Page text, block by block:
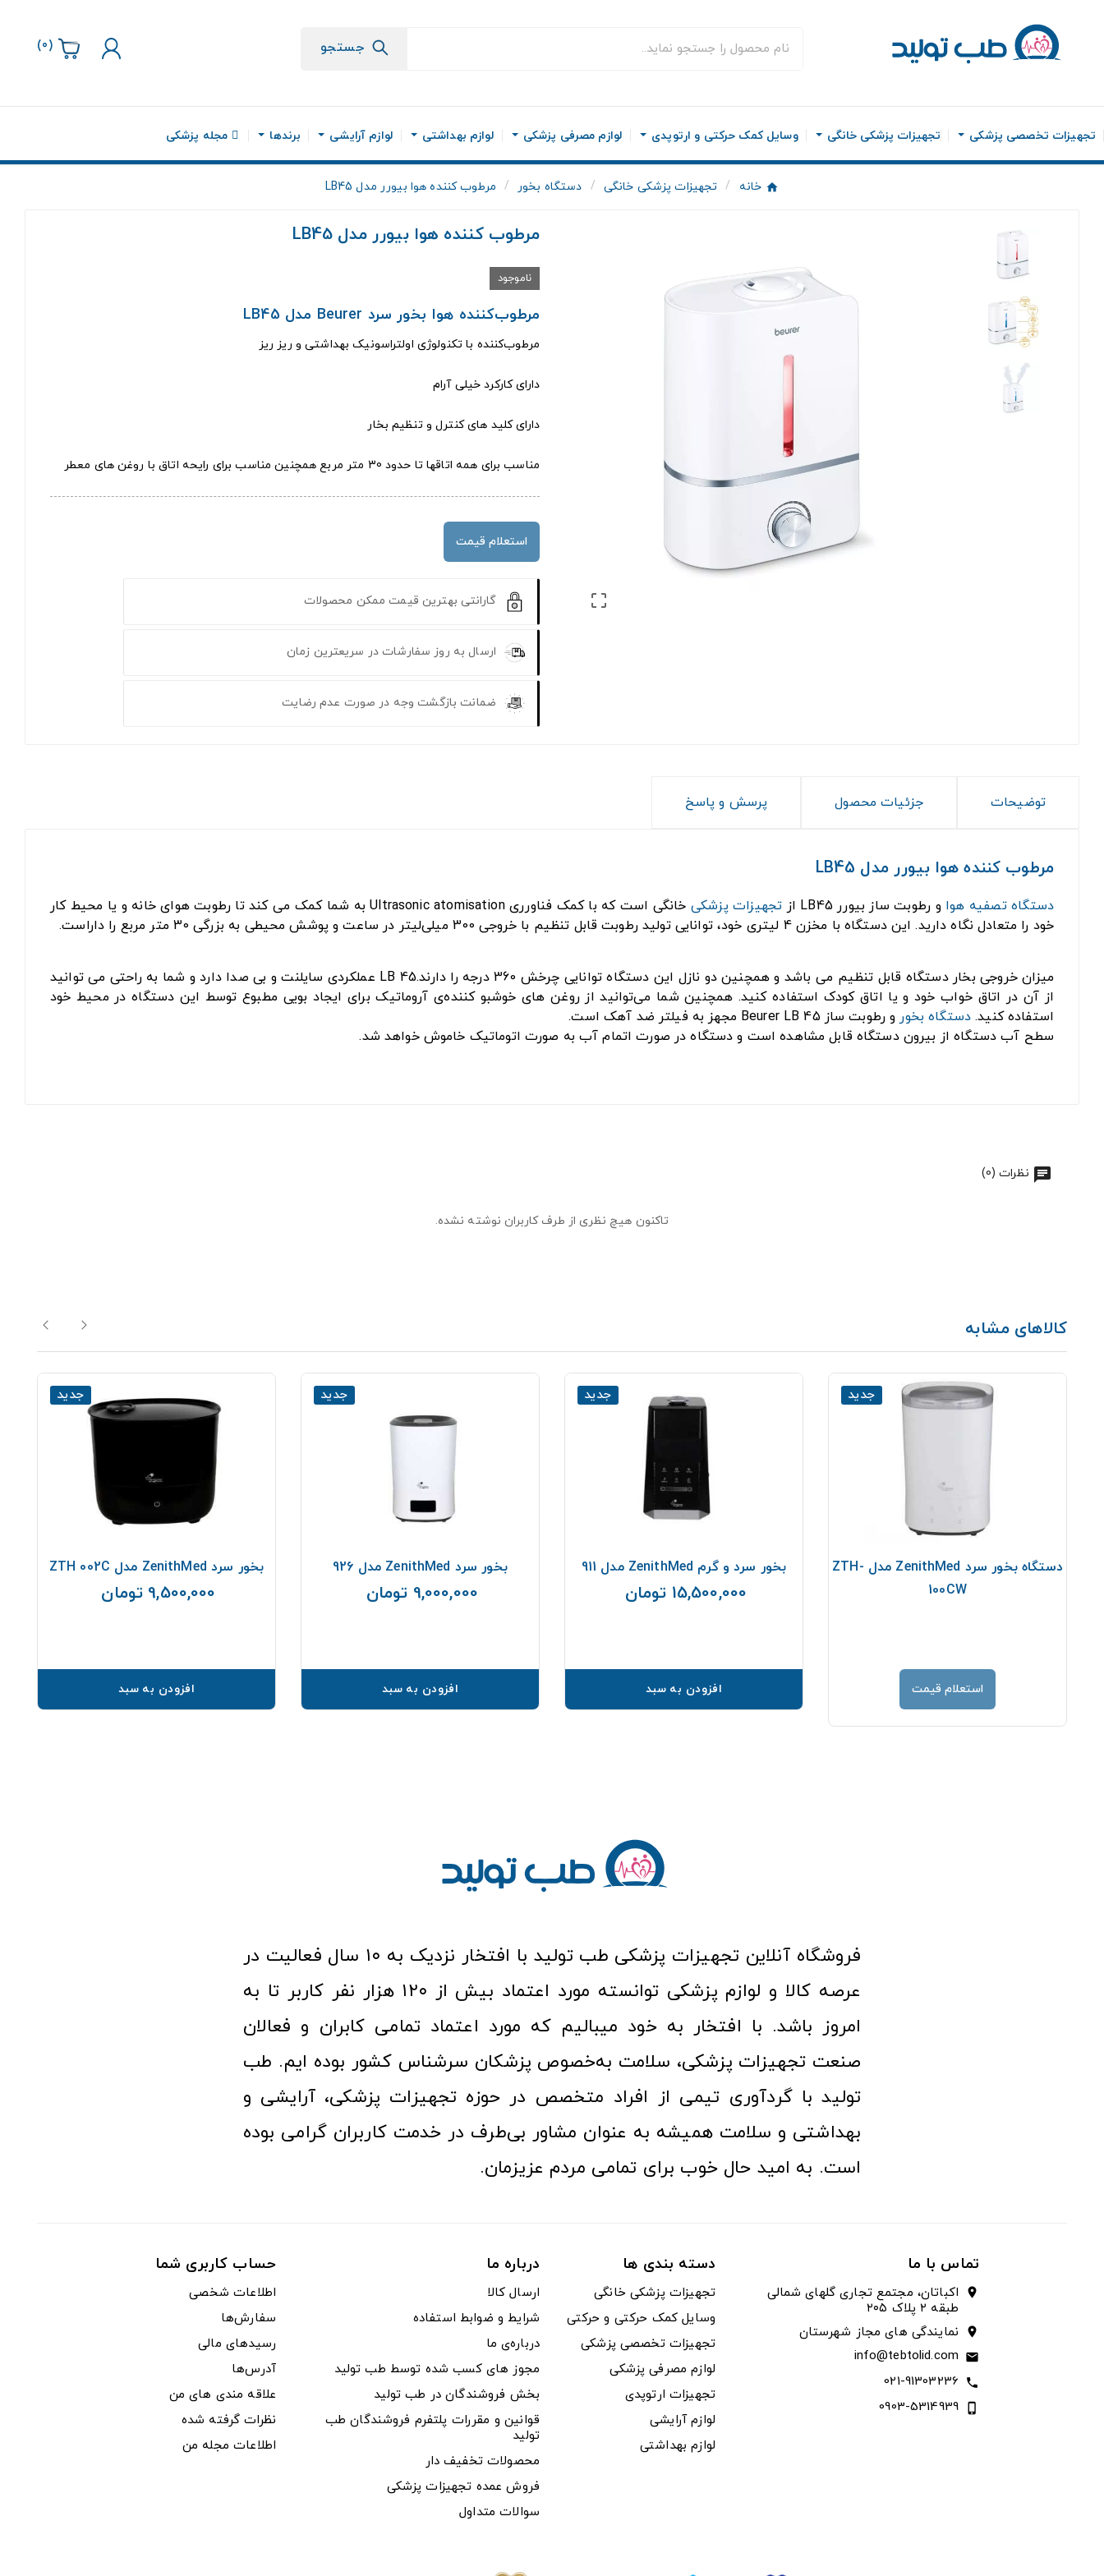
جستجو (
0
)
تجهیزات تخصصی پزشکی تجهیزات پزشکی خانگی وسایل کمک حرکتی و ارتوپدی لوازم مصرفی پزشکی لوازم بهداشتی لوازم آرایشی برندها مجله پزشکی
خانه تجهیزات پزشکی خانگی دستگاه بخور مرطوب کننده هوا بیورر مدل LB45

مرطوب کننده هوا بیورر مدل LB45
ناموجود
مرطوب‌کننده هوا بخور سرد Beurer مدل LB45
مرطوب‌کننده با تکنولوژی اولتراسونیک بهداشتی و ریز ریز
دارای کارکرد خیلی آرام
دارای کلید های کنترل و تنظیم بخار
مناسب برای همه اتاقها تا حدود 30 متر مربع همچنین مناسب برای رایحه اتاق با روغن های معطر
استعلام قیمت
گارانتی بهترین قیمت ممکن محصولات
ارسال به روز سفارشات در سریعترین زمان
ضمانت بازگشت وجه در صورت عدم رضایت
توضیحات جزئیات محصول پرسش و پاسخ
مرطوب کننده هوا بیورر مدل LB45
دستگاه تصفیه هوا و رطوبت ساز بیورر LB45 از تجهیزات پزشکی
خانگی است که با کمک فناورری Ultrasonic atomisation به شما کمک می کند تا رطوبت هوای خانه و یا محیط کار
خود را متعادل نگاه دارید. این دستگاه با مخزن 4 لیتری خود، توانایی تولید رطوبت قابل تنظیم با خروجی 300 میلی‌لیتر در ساعت و پوشش محیطی به بزرگی 30 متر مربع را داراست.
میزان خروجی بخار دستگاه قابل تنظیم می باشد و همچنین دو نازل این دستگاه توانایی چرخش 360 درجه را دارند.LB 45 عملکردی سایلنت و بی صدا دارد و شما به راحتی می توانید
از آن در اتاق خواب خود و یا اتاق کودک استفاده کنید. همچنین شما می‌توانید از روغن های خوشبو کننده‌ی آروماتیک برای ایجاد بویی مطبوع توسط این دستگاه در محیط خود
استفاده کنید. دستگاه بخور و رطوبت ساز Beurer LB 45 مجهز به فیلتر ضد آهک است.
سطح آب دستگاه از بیرون دستگاه قابل مشاهده است و دستگاه در صورت اتمام آب به صورت اتوماتیک خاموش خواهد شد.
نظرات (0)
تاکنون هیچ نظری از طرف کاربران نوشته نشده.
کالاهای مشابه
جدید
دستگاه بخور سرد ZenithMed مدل ZTH-
100CW
استعلام قیمت
جدید
بخور سرد و گرم ZenithMed مدل 911
15,500,000 تومان
افزودن به سبد
جدید
بخور سرد ZenithMed مدل 926
9,000,000 تومان
افزودن به سبد
جدید
بخور سرد ZenithMed مدل ZTH 002C
9,500,000 تومان
افزودن به سبد
فروشگاه آنلاین تجهیزات پزشکی طب تولید با افتخار نزدیک به ۱۰ سال فعالیت در
عرصه کالا و لوازم پزشکی توانسته مورد اعتماد بیش از ۱۲۰ هزار نفر کاربر تا به
امروز باشد. با افتخار به خود میبالیم که مورد اعتماد تمامی کابران و فعالان
صنعت تجهیزات پزشکی، سلامت به‌خصوص پزشکان سرشناس کشور بوده ایم. طب
تولید با گردآوری تیمی از افراد متخصص در حوزه تجهیزات پزشکی، آرایشی و
بهداشتی و سلامت همیشه به عنوان مشاور بی‌طرف در خدمت کاربران گرامی بوده
است. به امید حال خوب برای تمامی مردم عزیزمان.
تماس با ما
location_on
اکباتان، مجتمع تجاری گلهای شمالی
طبقه ۲ پلاک ۲۰۵
location_on نمایندگی های مجاز شهرستان
email
info@tebtolid.com
call
021-91303236
phone_iphone
0903-5314939
دسته بندی ها
تجهیزات پزشکی خانگی
وسایل کمک حرکتی و حرکتی
تجهیزات تخصصی پزشکی
لوازم مصرفی پزشکی
تجهیزات ارتوپدی
لوازم آرایشی
لوازم بهداشتی
درباره ما
ارسال کالا
شرایط و ضوابط استفاده
درباره‌ی ما
مجوز های کسب شده توسط طب تولید
بخش فروشندگان در طب تولید
قوانین و مقررات پلتفرم فروشندگان طب
تولید
محصولات تخفیف دار
فروش عمده تجهیزات پزشکی
سوالات متداول
حساب کاربری شما
اطلاعات شخصی
سفارش‌ها
رسیدهای مالی
آدرس‌ها
علاقه مندی های من
نظرات گرفته شده
اطلاعات مجله من